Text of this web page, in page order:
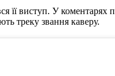
її виступ. У
треку звання каверу.